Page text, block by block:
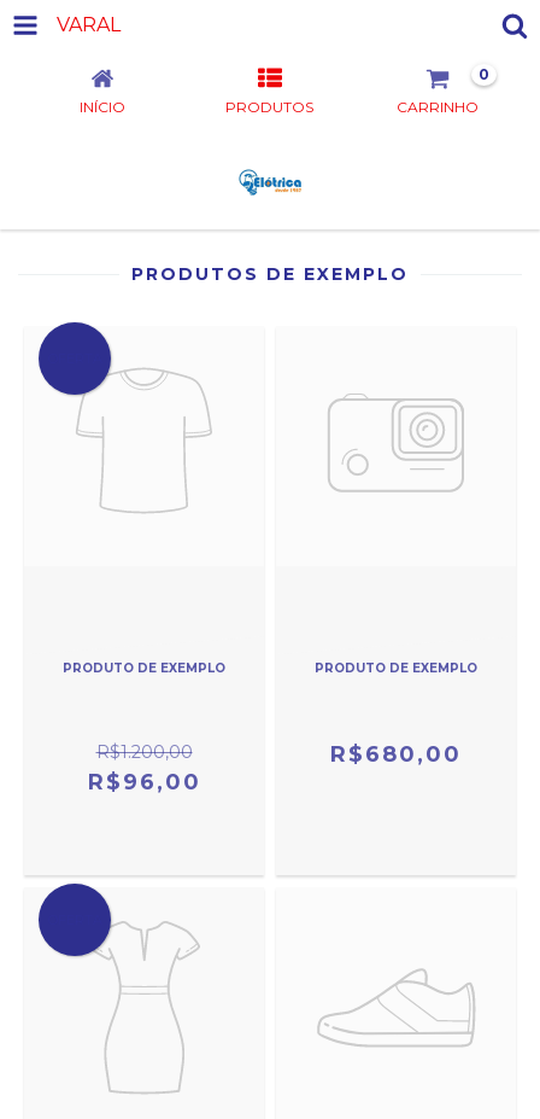
VARAL
INÍCIO PRODUTOS CARRINHO
0
PRODUTOS DE EXEMPLO
PRODUTO DE EXEMPLO
R$1.200,00
R$96,00
PRODUTO DE EXEMPLO
R$680,00